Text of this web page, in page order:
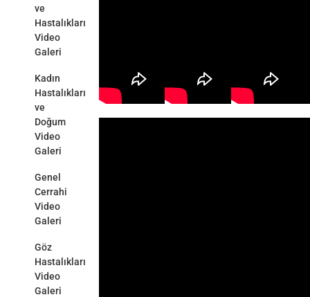
ve
Hastalıkları
Video
Galeri
Kadın
Hastalıkları
ve
Doğum
Video
Galeri
Genel
Cerrahi
Video
Galeri
Göz
Hastalıkları
Video
Galeri